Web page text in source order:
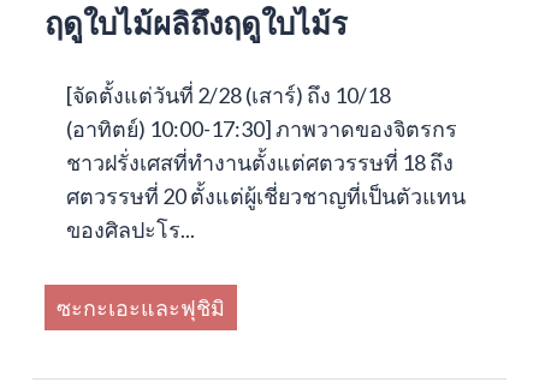
ฤดูใบไม้ผลิถึงฤดูใบไม้ร
[จัดตั้งแต่วันที่ 2/28 (เสาร์) ถึง 10/18
(อาทิตย์) 10:00-17:30] ภาพวาดของจิตรกร
ชาวฝรั่งเศสที่ทำงานตั้งแต่ศตวรรษที่ 18 ถึง
ศตวรรษที่ 20 ตั้งแต่ผู้เชี่ยวชาญที่เป็นตัวแทน
ของศิลปะโร...
ซะกะเอะและฟุชิมิ